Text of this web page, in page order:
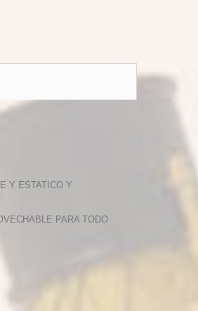
Y ESTATICO Y
PARA TODO